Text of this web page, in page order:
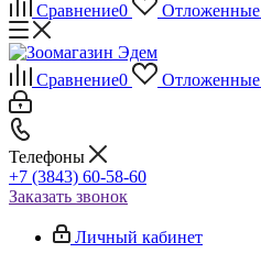
Сравнение0 Отложенные
Сравнение0 Отложенные
Телефоны
+7 (3843) 60-58-60
Заказать звонок
Личный кабинет